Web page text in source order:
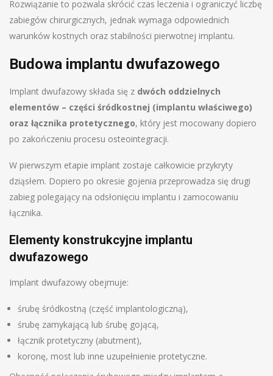
Rozwiązanie to pozwala skrócić czas leczenia i ograniczyć liczbę
zabiegów chirurgicznych, jednak wymaga odpowiednich
warunków kostnych oraz stabilności pierwotnej implantu.
Budowa implantu dwufazowego
Implant dwufazowy składa się z dwóch oddzielnych
elementów – części śródkostnej (implantu właściwego)
oraz łącznika protetycznego, który jest mocowany dopiero
po zakończeniu procesu osteointegracji.
W pierwszym etapie implant zostaje całkowicie przykryty
dziąsłem. Dopiero po okresie gojenia przeprowadza się drugi
zabieg polegający na odsłonięciu implantu i zamocowaniu
łącznika.
Elementy konstrukcyjne implantu
dwufazowego
Implant dwufazowy obejmuje:
śrubę śródkostną (część implantologiczną),
śrubę zamykającą lub śrubę gojącą,
łącznik protetyczny (abutment),
koronę, most lub inne uzupełnienie protetyczne.